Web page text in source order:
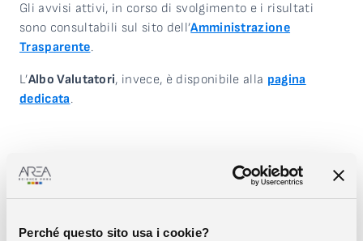
Perché questo sito usa i cookie?
Gli avvisi attivi, in corso di svolgimento e i risultati
sono consultabili sul sito dell’Amministrazione
Trasparente.
L’Albo Valutatori, invece, è disponibile alla pagina
dedicata.
Al momento non ci sono
opportunità disponibili